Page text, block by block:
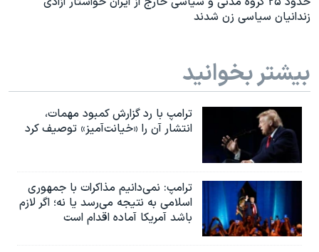
زندانیان سیاسی زن شدند
بیشتر بخوانید
ترامپ با رد گزارش کمبود مهمات،
انتشار آن را «خیانت‌آمیز» توصیف کرد
ترامپ: نمی‌دانیم مذاکرات با جمهوری
اسلامی به نتیجه می‌رسد یا نه؛ اگر لازم
باشد آمریکا آماده اقدام است